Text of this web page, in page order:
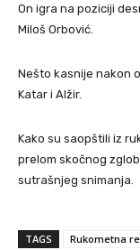
On igra na poziciji
Miloš Orbović.
Nešto kasnije nakon
Katar i Alžir.
Kako su saopštili iz
prelom skočnog
sutrašnjeg snimanja.
TAGS
Rukometna